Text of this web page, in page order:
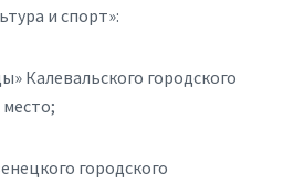
и спорт»:
Калевальского городского
городского